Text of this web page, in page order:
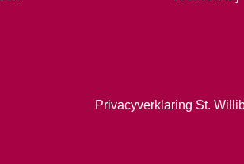
Privacyverklaring St.